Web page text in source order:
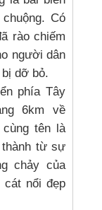
Có
rào chiếm
người dân
dỡ bỏ.
phía Tây
6km về
tên là
từ sự
chảy của
cát nổi đẹp